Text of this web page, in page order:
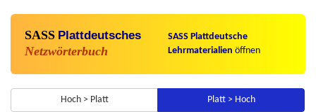
SASS Plattdeutsches
Netzwörterbuch
SASS Plattdeutsche
Lehrmaterialien öffnen
Hoch > Platt Platt > Hoch